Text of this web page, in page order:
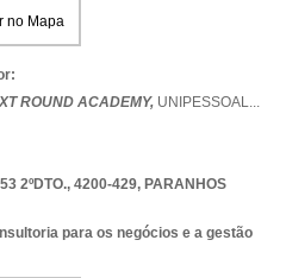
no Mapa
ROUND ACADEMY, UNIPESSOAL...
2ºDTO., 4200-429, PARANHOS
para os negócios e a gestão